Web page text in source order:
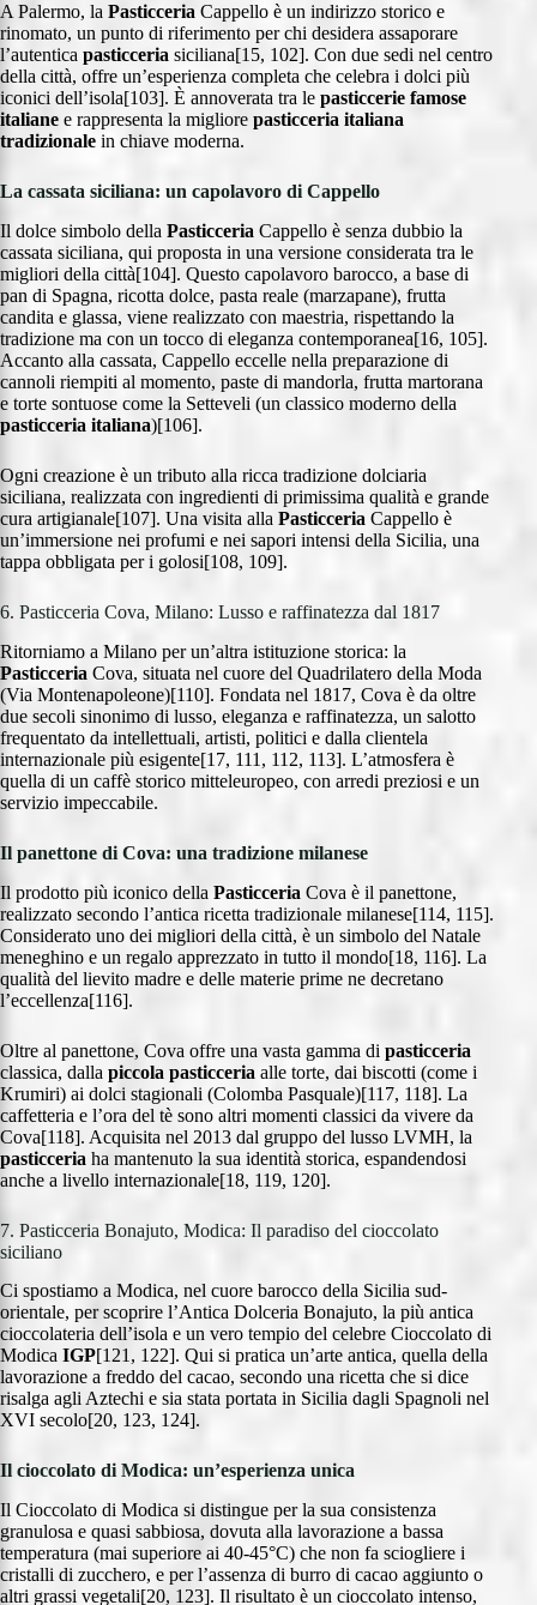
A Palermo, la Pasticceria Cappello è un indirizzo storico e
rinomato, un punto di riferimento per chi desidera assaporare
l’autentica pasticceria siciliana[15, 102]. Con due sedi nel centro
della città, offre un’esperienza completa che celebra i dolci più
iconici dell’isola[103]. È annoverata tra le pasticcerie famose
italiane e rappresenta la migliore pasticceria italiana
tradizionale in chiave moderna.
La cassata siciliana: un capolavoro di Cappello
Il dolce simbolo della Pasticceria Cappello è senza dubbio la
cassata siciliana, qui proposta in una versione considerata tra le
migliori della città[104]. Questo capolavoro barocco, a base di
pan di Spagna, ricotta dolce, pasta reale (marzapane), frutta
candita e glassa, viene realizzato con maestria, rispettando la
tradizione ma con un tocco di eleganza contemporanea[16, 105].
Accanto alla cassata, Cappello eccelle nella preparazione di
cannoli riempiti al momento, paste di mandorla, frutta martorana
e torte sontuose come la Setteveli (un classico moderno della
pasticceria italiana)[106].
Ogni creazione è un tributo alla ricca tradizione dolciaria
siciliana, realizzata con ingredienti di primissima qualità e grande
cura artigianale[107]. Una visita alla Pasticceria Cappello è
un’immersione nei profumi e nei sapori intensi della Sicilia, una
tappa obbligata per i golosi[108, 109].
6. Pasticceria Cova, Milano: Lusso e raffinatezza dal 1817
Ritorniamo a Milano per un’altra istituzione storica: la
Pasticceria Cova, situata nel cuore del Quadrilatero della Moda
(Via Montenapoleone)[110]. Fondata nel 1817, Cova è da oltre
due secoli sinonimo di lusso, eleganza e raffinatezza, un salotto
frequentato da intellettuali, artisti, politici e dalla clientela
internazionale più esigente[17, 111, 112, 113]. L’atmosfera è
quella di un caffè storico mitteleuropeo, con arredi preziosi e un
servizio impeccabile.
Il panettone di Cova: una tradizione milanese
Il prodotto più iconico della Pasticceria Cova è il panettone,
realizzato secondo l’antica ricetta tradizionale milanese[114, 115].
Considerato uno dei migliori della città, è un simbolo del Natale
meneghino e un regalo apprezzato in tutto il mondo[18, 116]. La
qualità del lievito madre e delle materie prime ne decretano
l’eccellenza[116].
Oltre al panettone, Cova offre una vasta gamma di pasticceria
classica, dalla piccola pasticceria alle torte, dai biscotti (come i
Krumiri) ai dolci stagionali (Colomba Pasquale)[117, 118]. La
caffetteria e l’ora del tè sono altri momenti classici da vivere da
Cova[118]. Acquisita nel 2013 dal gruppo del lusso LVMH, la
pasticceria ha mantenuto la sua identità storica, espandendosi
anche a livello internazionale[18, 119, 120].
7. Pasticceria Bonajuto, Modica: Il paradiso del cioccolato
siciliano
Ci spostiamo a Modica, nel cuore barocco della Sicilia sud-
orientale, per scoprire l’Antica Dolceria Bonajuto, la più antica
cioccolateria dell’isola e un vero tempio del celebre Cioccolato di
Modica IGP[121, 122]. Qui si pratica un’arte antica, quella della
lavorazione a freddo del cacao, secondo una ricetta che si dice
risalga agli Aztechi e sia stata portata in Sicilia dagli Spagnoli nel
XVI secolo[20, 123, 124].
Il cioccolato di Modica: un’esperienza unica
Il Cioccolato di Modica si distingue per la sua consistenza
granulosa e quasi sabbiosa, dovuta alla lavorazione a bassa
temperatura (mai superiore ai 40-45°C) che non fa sciogliere i
cristalli di zucchero, e per l’assenza di burro di cacao aggiunto o
altri grassi vegetali[20, 123]. Il risultato è un cioccolato intenso,